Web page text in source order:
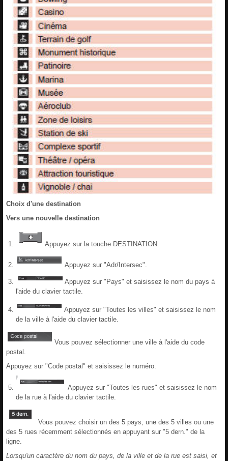
Choix d'une destination
Vers une nouvelle destination
Appuyez sur la touche DESTINATION.
Appuyez sur "Adr/Intersec".
Appuyez sur "Pays" et saisissez le nom du pays à
l'aide du clavier tactile.
Appuyez sur "Toutes les villes" et saisissez le nom
de la ville à l'aide du clavier tactile.
Vous pouvez sélectionner une ville à l'aide du code
postal.
Appuyez sur "Code postal" et saisissez le numéro.
Appuyez sur "Toutes les rues" et saisissez le nom
de la rue à l'aide du clavier tactile.
Vous pouvez choisir un des 5 pays, une des 5 villes ou une
des 5 rues récemment sélectionnés en appuyant sur "5 dern." de la
ligne.
Lorsqu'un caractère du nom du pays, de la ville et de la rue est saisi, et